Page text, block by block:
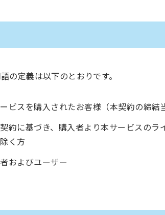
の定義は以下のとおりです。
ビスを購入されたお客様（本契約の締結
約に基づき、購入者より本サービスのラ
く方
およびユーザー